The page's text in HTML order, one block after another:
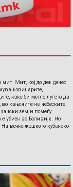
мит. Мит, кој до ден денес
новинарите,
како би могле луѓето да
кањоните на небеските
земји помеѓу
убиен во Боливија. Но
вечно жешкото кубанско